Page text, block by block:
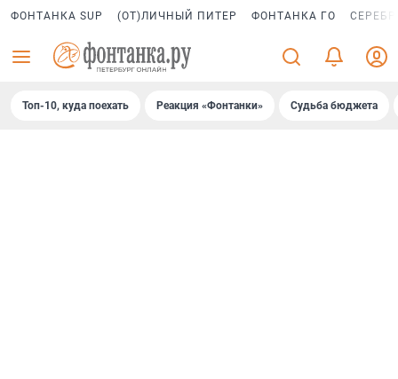
ФОНТАНКА SUP (ОТ)ЛИЧНЫЙ ПИТЕР ФОНТАНКА ГО
Топ-10, куда поехать Реакция «Фонтанки» Судьба бюджета